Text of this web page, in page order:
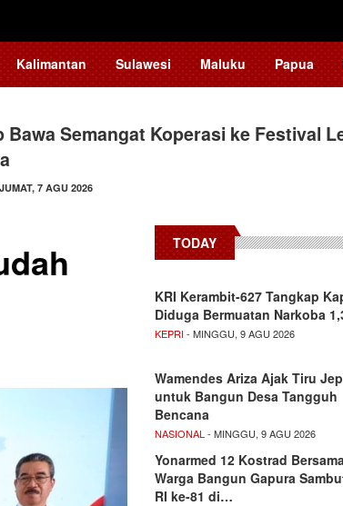
Kalimantan Sulawesi Maluku Papua
Bawa Semangat Koperasi ke Festival
7 AGU 2026
TODAY
KRI Kerambit-627 Tangkap
Diduga Bermuatan Narkoba
KEPRI- MINGGU, 9 AGU 2026
Wamendes Ariza Ajak Tiru
untuk Bangun Desa Tangguh
Bencana
NASIONAL - MINGGU, 9 AGU 2026
Yonarmed 12 Kostrad
Warga Bangun Gapura
RI ke-81 di…